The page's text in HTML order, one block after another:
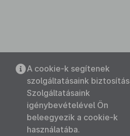
A cookie-k segítenek
szolgáltatásaink
Szolgáltatásaink
igénybevételével Ön
beleegyezik a cookie-k
használatába.